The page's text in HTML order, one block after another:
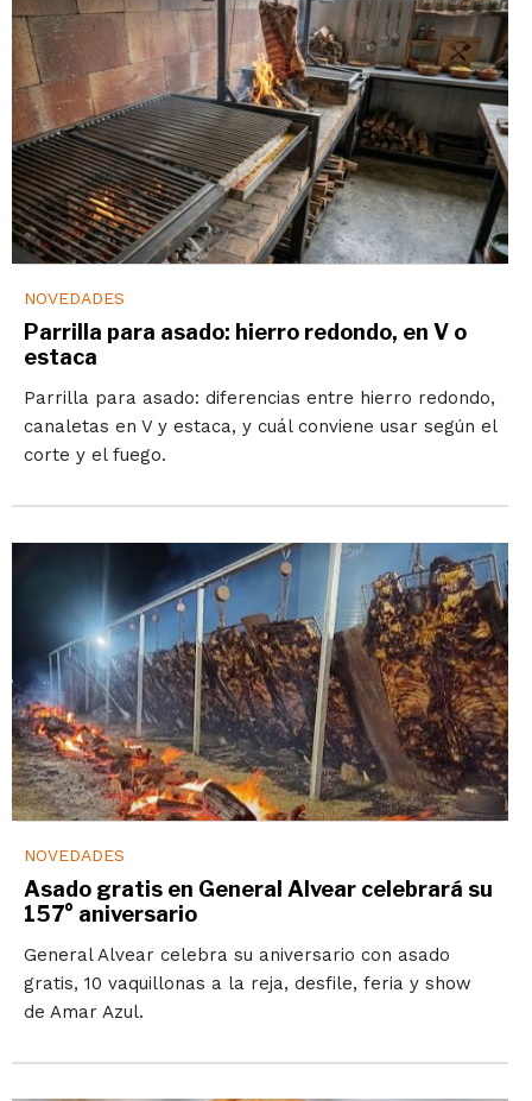
NOVEDADES
Parrilla para asado: hierro redondo, en V o
estaca
Parrilla para asado: diferencias entre hierro redondo,
canaletas en V y estaca, y cuál conviene usar según el
corte y el fuego.
NOVEDADES
Asado gratis en General Alvear celebrará su
157° aniversario
General Alvear celebra su aniversario con asado
gratis, 10 vaquillonas a la reja, desfile, feria y show
de Amar Azul.